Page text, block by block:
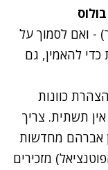
- ואם לסמוך על
כדי להאמין, גם
הצהרת כוונות
תשתית. צריך
אברהם מחדשות
מזכירים